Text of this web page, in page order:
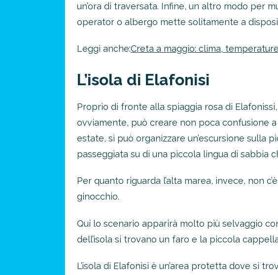
un’ora di traversata. Infine, un altro modo per
operator o albergo mette solitamente a
Leggi anche:Creta a maggio: clima,
L’isola di Elafonisi
Proprio di fronte alla spiaggia rosa di
ovviamente, può creare non poca confusione a
estate, si può organizzare un’escursione sulla
passeggiata su di una piccola lingua di sabbia
Per quanto riguarda l’alta marea, invece, non
ginocchio.
Qui lo scenario apparirà molto più selvaggio
dell’isola si trovano un faro e la piccola
L’isola di Elafonisi è un’area protetta dove si